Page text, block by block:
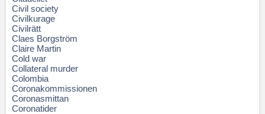
Civil society
Civilkurage
Civilrätt
Claes Borgström
Claire Martin
Cold war
Collateral murder
Colombia
Coronakommissionen
Coronasmittan
Coronatider